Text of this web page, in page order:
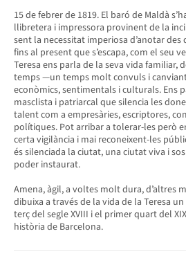
15 de febrer de 1819. El baró de Maldà
llibretera i impressora provinent de la
sent la necessitat imperiosa d’anotar
fins al present que s’escapa, com el seu
Teresa ens parla de la seva vida familiar,
temps —un temps molt convuls i
econòmics, sentimentals i culturals. Ens
masclista i patriarcal que silencia les
talent com a empresàries, escriptores,
polítiques. Pot arribar a tolerar-les però
certa vigilància i mai reconeixent-les
és silenciada la ciutat, una ciutat viva i
poder instaurat.
Amena, àgil, a voltes molt dura, d’altres
dibuixa a través de la vida de la Teresa
terç del segle XVIII i el primer quart del
història de Barcelona.